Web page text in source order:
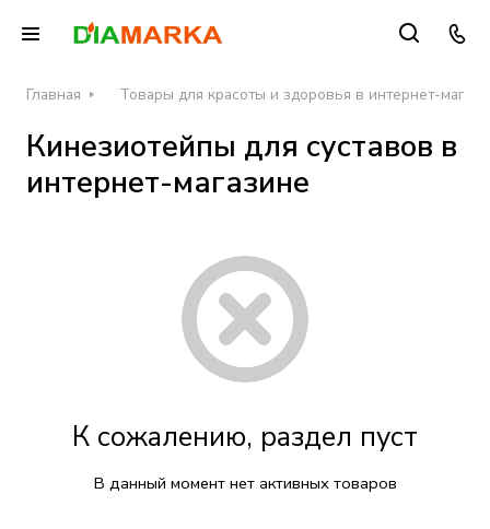
Главная Товары для красоты и здоровья в интернет-
Кинезиотейпы для суставов в
интернет-магазине
К сожалению, раздел пуст
В данный момент нет активных товаров